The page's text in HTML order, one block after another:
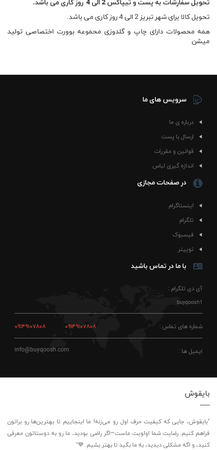
تحویل کالا برای شهر تبریز 2 الی 4 روز کاری می باشد.
همه محصولات دارای چاپ و گلدوزی محموعه بوورت اختصاصی تولید
میشن
سرویس های ما
درباره ی ما
ارسال با پست
قوانین و مقررات
اندازه گیری لباس
در صفحات مجازی
اینستاگرام
تلگرام
فیسبوک
توییتر
با ما در تماس باشید
آی دی تلگرام :
buyqoosh1
شماره های تماس : ۰۹۱۴۹۱۰۷۸۰۸ ۰۹۱۴۹۱۰۷۸۰۸
ایمیل ها : info@buyqoosh.com
بایقوش
"بایقوش، جایی که کیفیت حرف اول رو می‌زنه! ما اینجاییم تا بهترین‌ها رو براتون
فراهم کنیم. رضایت شما اولویت ماست—اگر راضی بودید، ما رو به دوستاتون معرفی
کنید، و اگه مشکلی دیدید، به ما بگید تا بهتر بشیم. 💙"